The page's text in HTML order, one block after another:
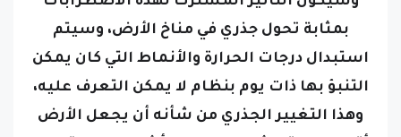
بمثابة تحول جذري في مناخ الأرض، وسيتم
استبدال درجات الحرارة والأنماط التي كان يمكن
التنبؤ بها ذات يوم بنظام لا يمكن التعرف عليه،
وهذا التغيير الجذري من شأنه أن يجعل الأرض